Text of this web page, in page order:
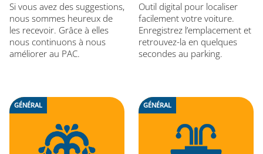
Si vous avez des suggestions,
nous sommes heureux de
les recevoir. Grâce à elles
nous continuons à nous
améliorer au PAC.
Outil digital pour localiser
facilement votre voiture.
Enregistrez l’emplacement et
retrouvez-la en quelques
secondes au parking.
GÉNÉRAL GÉNÉRAL